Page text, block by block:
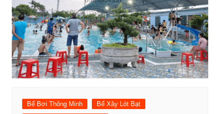
Bể Bơi Thông Minh
Bể Xây Lót Bạt